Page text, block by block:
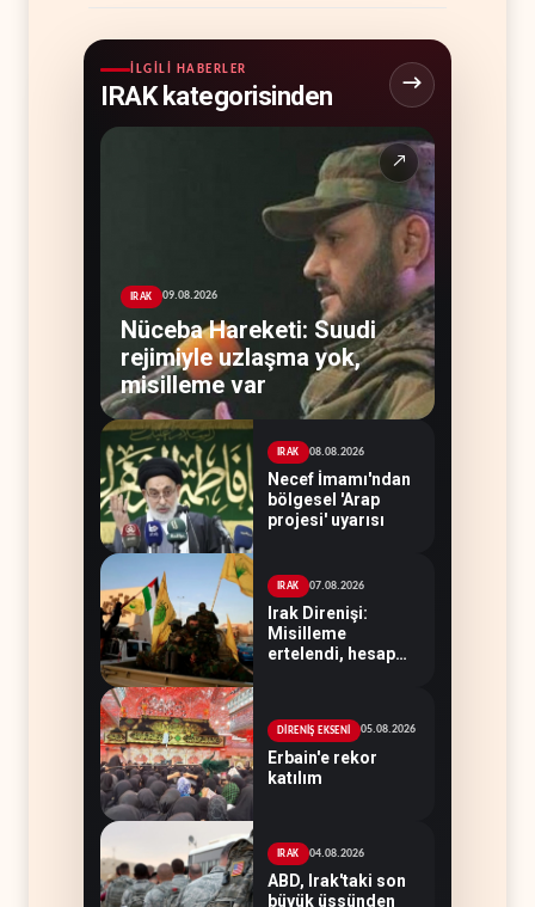
İLGILI HABERLER
IRAK kategorisinden
↗
IRAK 09.08.2026
Nüceba Hareketi: Suudi
rejimiyle uzlaşma yok,
misilleme var
IRAK 08.08.2026
Necef İmamı'ndan
bölgesel 'Arap
projesi' uyarısı
IRAK 07.08.2026
Irak Direnişi:
Misilleme
ertelendi, hesap
DİRENİŞ EKSENİ 05.08.2026
Erbain'e rekor
katılım
IRAK 04.08.2026
ABD, Irak'taki son
büyük üssünden